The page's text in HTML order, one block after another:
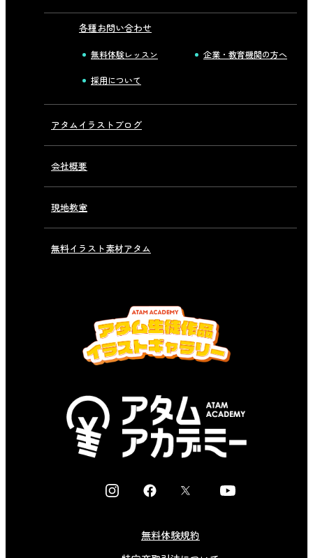
各種お問い合わせ
無料体験レッスン 企業・教育機関の方へ
採用について
アタムイラストブログ
会社概要
現地教室
無料イラスト素材アタム
I
F
e
X
Y
無料体験規約